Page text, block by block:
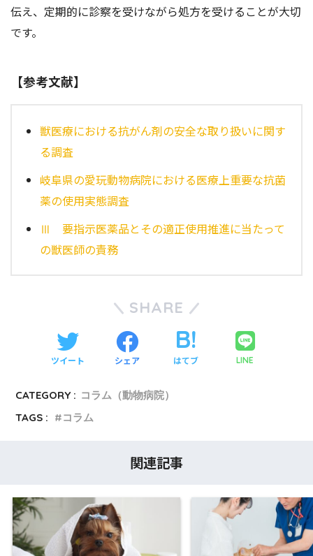
伝え、定期的に診察を受けながら処方を受けることが大切
です。
【参考文献】
獣医療における抗がん剤の安全な取り扱いに関す
る調査
岐阜県の愛玩動物病院における医療上重要な抗菌
薬の使用実態調査
Ⅲ 要指示医薬品とその適正使用推進に当たって
の獣医師の責務
SHARE
ツイート シェア はてブ LINE
CATEGORY : コラム（動物病院）
TAGS :
コラム
関連記事